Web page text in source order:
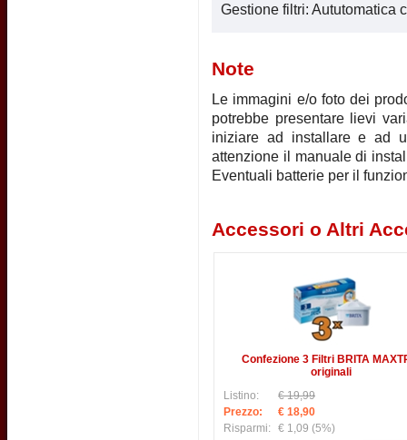
Gestione filtri: Aututomatica
Note
Le immagini e/o foto dei
potrebbe presentare lievi
iniziare ad installare e ad
attenzione il manuale di
Eventuali batterie per il
Accessori o Altri
Confezione 3 Filtri BRITA
originali
Listino:
€ 19,99
Prezzo:
€ 18,90
Risparmi: € 1,09 (5%)